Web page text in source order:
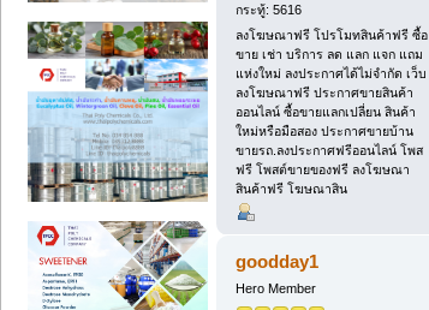
กระทู้: 5616
ลงโฆษณาฟรี โปรโมทสินค้าฟรี ซื้อ
ขาย เช่า บริการ ลด แลก แจก แถม
แห่งใหม่ ลงประกาศได้ไม่จำกัด เว็บ
ลงโฆษณาฟรี ประกาศขายสินค้า
ออนไลน์ ซื้อขายแลกเปลี่ยน สินค้า
ใหม่หรือมือสอง ประกาศขายบ้าน
ขายรถ.ลงประกาศฟรีออนไลน์ โพส
ฟรี โพสต์ขายของฟรี ลงโฆษณา
สินค้าฟรี โฆษณาสิน
goodday1
Hero Member